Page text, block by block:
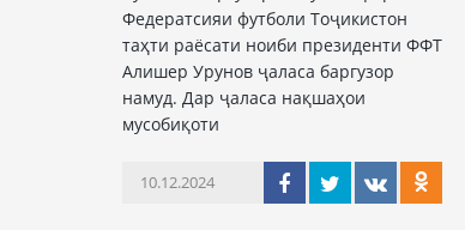
Федератсияи футболи Тоҷикистон
таҳти раёсати ноиби президенти ФФТ
Алишер Урунов ҷаласа баргузор
намуд. Дар ҷаласа нақшаҳои
мусобиқоти
10.12.2024